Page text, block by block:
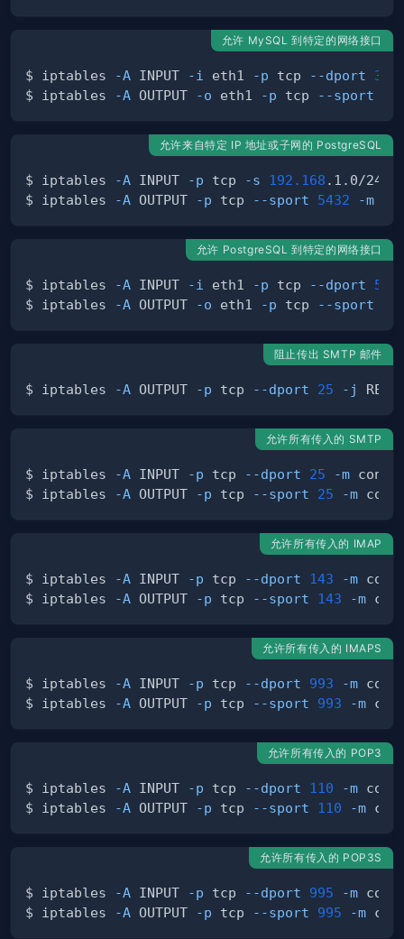
允许 MySQL 到特定的网络接口
$ iptables -A INPUT -i eth1 -p tcp --dport
$ iptables
-A OUTPUT -o eth1 -p tcp --sport
允许来自特定 IP 地址或子网的 PostgreSQL
$ iptables -A INPUT -p tcp -s 192.168 .1.0/24
$ iptables
-A OUTPUT -p tcp --sport 5432 -m
允许 PostgreSQL 到特定的网络接口
$ iptables -A INPUT -i eth1 -p tcp --dport
$ iptables
-A OUTPUT -o eth1 -p tcp --sport
阻止传出 SMTP 邮件
$ iptables -A OUTPUT -p tcp --dport 25 -j
允许所有传入的 SMTP
$ iptables -A INPUT -p tcp --dport 25 -m
$ iptables
-A OUTPUT -p tcp --sport 25 -m
允许所有传入的 IMAP
$ iptables -A INPUT -p tcp --dport 143 -m
$ iptables
-A OUTPUT -p tcp --sport 143 -m
允许所有传入的 IMAPS
$ iptables -A INPUT -p tcp --dport 993 -m
$ iptables
-A OUTPUT -p tcp --sport 993 -m
允许所有传入的 POP3
$ iptables -A INPUT -p tcp --dport 110 -m
$ iptables
-A OUTPUT -p tcp --sport 110 -m
允许所有传入的 POP3S
$ iptables -A INPUT -p tcp --dport 995 -m
$ iptables
-A OUTPUT -p tcp --sport 995 -m